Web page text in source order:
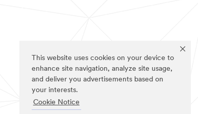
This website uses cookies on your device to
enhance site navigation, analyze site usage,
and deliver you advertisements based on
your interests.
Cookie Notice